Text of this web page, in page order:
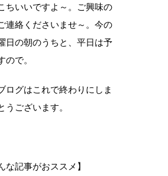
ちいいですよ～。ご興味の
連絡くださいませ～。今の
日の朝のうちと、平日は予
で。
ログはこれで終わりにしま
うございます。
な記事がおススメ】